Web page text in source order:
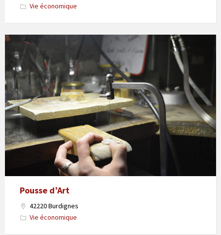
Vie économique
Pousse d’Art
42220 Burdignes
Vie économique